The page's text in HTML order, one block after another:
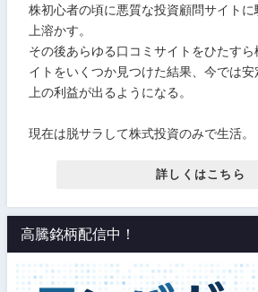
株初心者の頃に悪質な投資顧問サイト
上溶かす。
その後あらゆる口コミサイトをひたす
イトをいくつか見つけた結果、今では
上の利益が出るようになる。
現在は脱サラして株式投資のみで生活。
詳しくはこちら
高騰銘柄配信中！